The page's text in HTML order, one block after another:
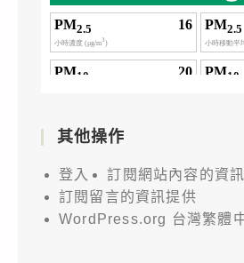
其他操作
登入
訂閱網站內容的資
訂閱留言的資訊提供
WordPress.org 台灣繁體